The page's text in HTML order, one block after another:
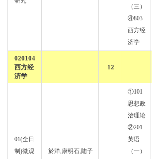
（三）
④803
西方经
济学
020104
西方经
济学
12
01(全日
制)微观
於洋,康明石,陆子
①101
思想政
治理论
②201
英语
（一）